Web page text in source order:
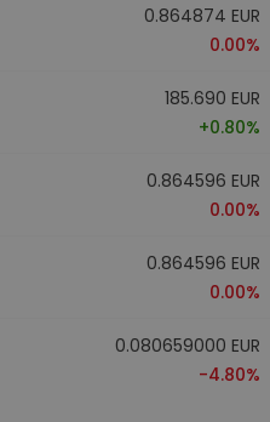
0.864874 EUR
0.00%
185.690 EUR
+0.80%
0.864596 EUR
0.00%
0.864596 EUR
0.00%
0.080659000 EUR
-4.80%